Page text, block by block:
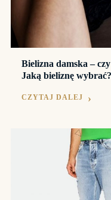
Bielizna damska –
Jaką bieliznę wybrać?
CZYTAJ DALEJ